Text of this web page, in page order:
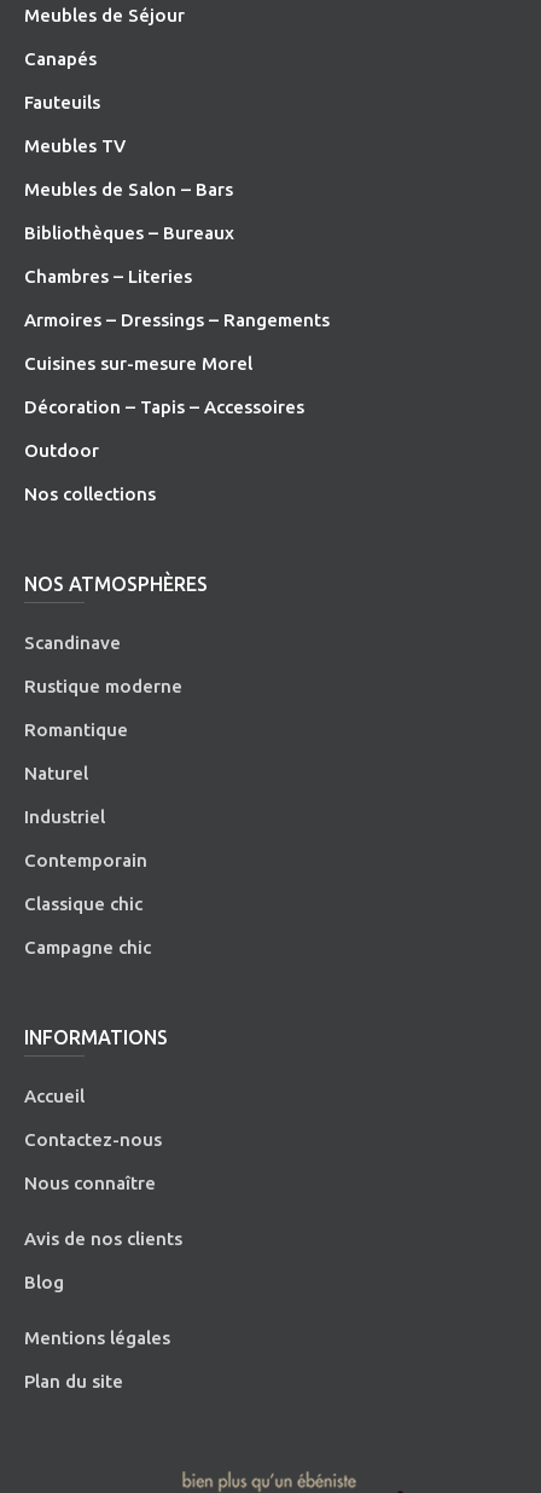
Meubles de Séjour
Canapés
Fauteuils
Meubles TV
Meubles de Salon – Bars
Bibliothèques – Bureaux
Chambres – Literies
Armoires – Dressings – Rangements
Cuisines sur-mesure Morel
Décoration – Tapis – Accessoires
Outdoor
Nos collections
NOS ATMOSPHÈRES
Scandinave
Rustique moderne
Romantique
Naturel
Industriel
Contemporain
Classique chic
Campagne chic
INFORMATIONS
Accueil
Contactez-nous
Nous connaître
Avis de nos clients
Blog
Mentions légales
Plan du site